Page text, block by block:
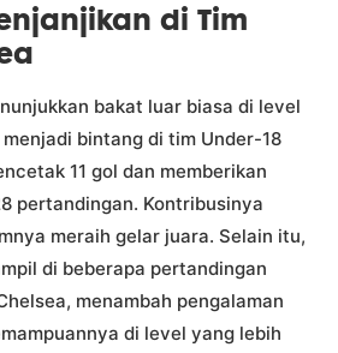
di Tim
bakat luar biasa di level
bintang di tim Under-18
11 gol dan memberikan
pertandingan. Kontribusinya
meraih gelar juara. Selain itu,
di beberapa pertandingan
menambah pengalaman
di level yang lebih